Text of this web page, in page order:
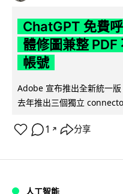
ChatGPT 免費
體修圖兼整 PDF
帳號
Adobe 宣布推出全新統一
去年推出三個獨立
1 ↗ 分享
人工智能